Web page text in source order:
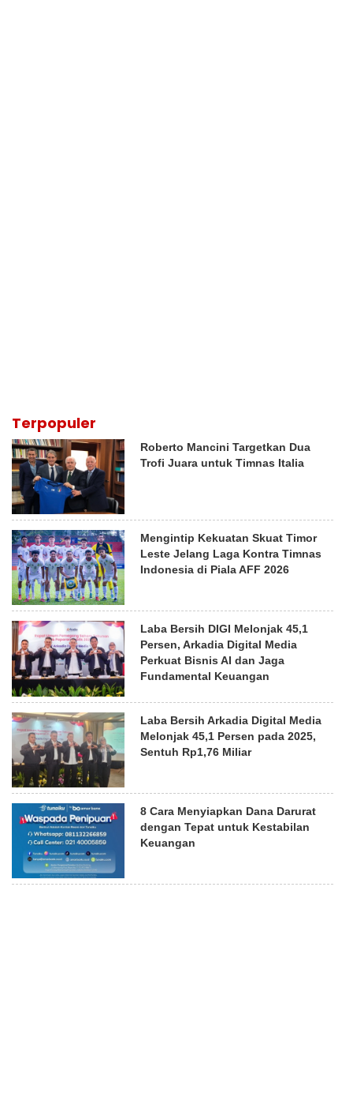
Terpopuler
Roberto Mancini Targetkan Dua
Trofi Juara untuk Timnas Italia
Mengintip Kekuatan Skuat Timor
Leste Jelang Laga Kontra Timnas
Indonesia di Piala AFF 2026
Laba Bersih DIGI Melonjak 45,1
Persen, Arkadia Digital Media
Perkuat Bisnis AI dan Jaga
Fundamental Keuangan
Laba Bersih Arkadia Digital Media
Melonjak 45,1 Persen pada 2025,
Sentuh Rp1,76 Miliar
8 Cara Menyiapkan Dana Darurat
dengan Tepat untuk Kestabilan
Keuangan